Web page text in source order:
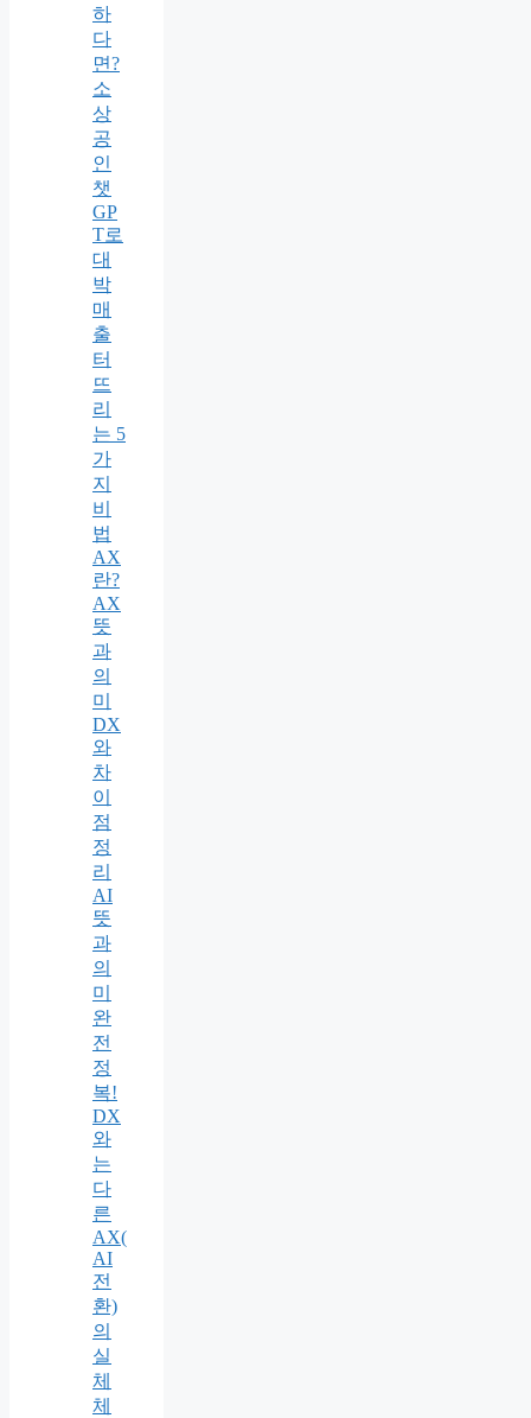
하
다
면?
소
상
공
인
챗
GP
T로
대
박
매
출
터
뜨
리
는 5
가
지
비
법
AX
란?
AX
뜻
과
의
미
DX
와
차
이
점
정
리
AI
뜻
과
의
미
완
전
정
복!
DX
와
는
다
른
AX(
AI
전
환)
의
실
체
체